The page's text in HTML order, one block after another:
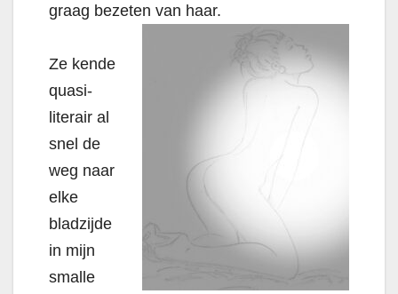
graag bezeten van haar.
Ze kende
quasi-
literair al
snel de
weg naar
elke
bladzijde
in mijn
smalle